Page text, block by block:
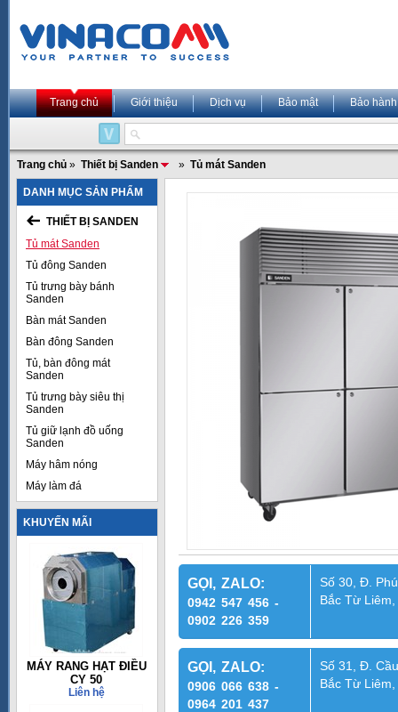
Trang chủ Giới thiệu Dịch vụ Bảo mật Bảo hành
Trang chủ » Thiết bị Sanden » Tủ mát Sanden
DANH MỤC SẢN PHẨM
THIẾT BỊ SANDEN
Tủ mát Sanden
Tủ đông Sanden
Tủ trưng bày bánh
Sanden
Bàn mát Sanden
Bàn đông Sanden
Tủ, bàn đông mát
Sanden
Tủ trưng bày siêu thị
Sanden
Tủ giữ lạnh đồ uống
Sanden
Máy hâm nóng
Máy làm đá
KHUYẾN MÃI
MÁY RANG HẠT ĐIỀU
CY 50
Liên hệ
GỌI, ZALO:
0942 547 456 -
0902 226 359
Số 30, Đ.
Bắc Từ
GỌI, ZALO:
0906 066 638 -
0964 201 437
Số 31, Đ.
Bắc Từ